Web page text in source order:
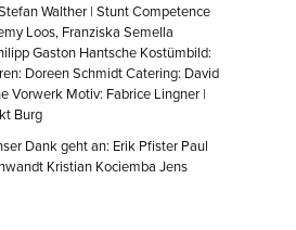
Walther | Stunt Competence
Loos, Franziska Semella
Gaston Hantsche Kostümbild:
Doreen Schmidt Catering: David
Vorwerk Motiv: Fabrice Lingner |
Burg
Dank geht an: Erik Pfister Paul
Kristian Kociemba Jens